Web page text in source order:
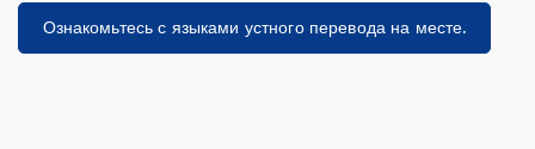
Ознакомьтесь с языками устного перевода на месте.